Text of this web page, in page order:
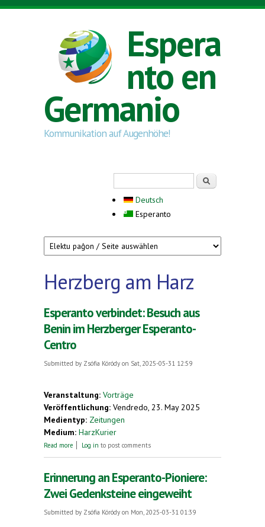
Skip to main content
Espera
nto en
Germanio
Kommunikation auf Augenhöhe!
Deutsch
Esperanto
Herzberg am Harz
Esperanto verbindet: Besuch aus
Benin im Herzberger Esperanto-
Centro
Submitted by Zsófia Kóródy on Sat, 2025-05-31 12:59
Veranstaltung: Vorträge
Veröffentlichung: Vendredo, 23. May 2025
Medientyp: Zeitungen
Medium: HarzKurier
Read more about Esperanto verbindet: Besuch aus Benin im
Log in to post comments
Erinnerung an Esperanto-Pioniere:
Zwei Gedenksteine eingeweiht
Submitted by Zsófia Kóródy on Mon, 2025-03-31 01:39